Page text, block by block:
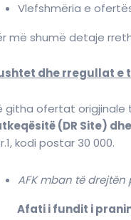
Vlefshmëria e
më shumë detaje
dhe rregullat e
githa ofertat origjinale
(DR Site)
kodi postar 30 000.
AFK mban të
i fundit i